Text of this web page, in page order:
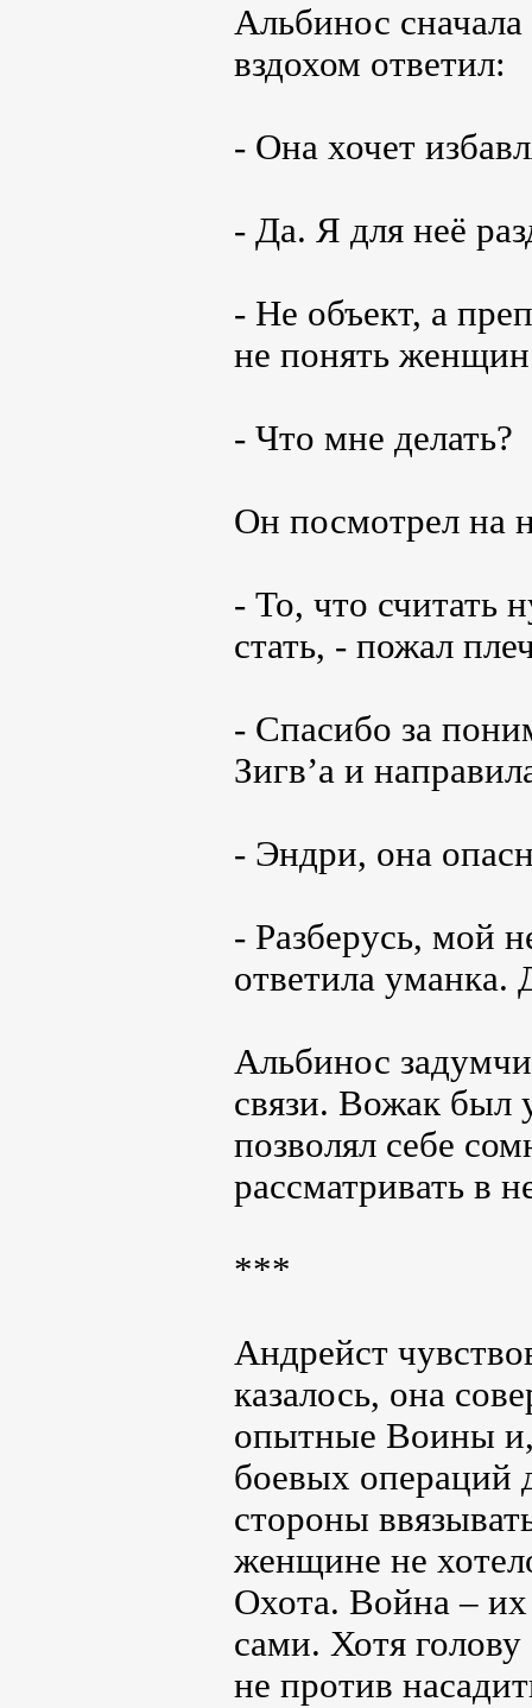
Альбинос
вздохом ответил:
- Она хочет
- Да. Я для неё
- Не объект, а
не понять
- Что мне делать?
Он посмотрел на
- То, что считать
стать, - пожал
- Спасибо за
Зигв’а и
- Эндри, она
- Разберусь, мой
ответила уманка.
Альбинос
связи. Вожак был
позволял себе
рассматривать в
***
Андрейст
казалось, она
опытные Воины и,
боевых операций
стороны
женщине не
Охота. Война –
сами. Хотя
не против